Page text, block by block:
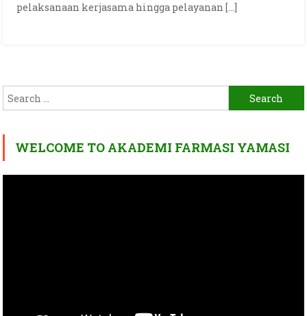
pelaksanaan kerjasama hingga pelayanan […]
Search
for:
WELCOME TO AKADEMI FARMASI YAMASI